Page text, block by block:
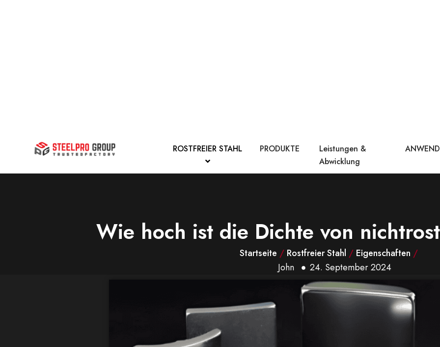
ROSTFREIER STAHL PRODUKTE
Leistungen &
Abwicklung
Wie hoch ist die Dichte von
Startseite / Rostfreier Stahl / Eigenschaften /
John
24. September 2024